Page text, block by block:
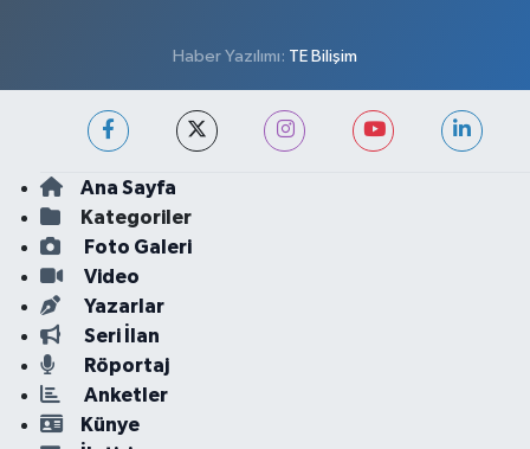
Haber Yazılımı: TE Bilişim
Ana Sayfa
Kategoriler
Foto Galeri
Video
Yazarlar
Seri İlan
Röportaj
Anketler
Künye